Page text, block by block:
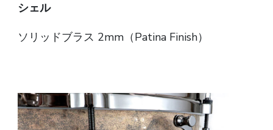
シェル
ソリッドブラス 2mm（Patina Finish）